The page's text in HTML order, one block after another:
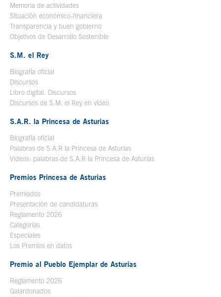
Memoria de actividades
Situación económico-financiera
Transparencia y buen gobierno
Objetivos de Desarrollo Sostenible
S.M. el Rey
Biografía oficial
Discursos
Libro digital. Discursos
Discursos de S.M. el Rey en vídeo
S.A.R. la Princesa de Asturias
Biografía oficial
Palabras de S.A.R la Princesa de Asturias
Videos: palabras de S.A.R la Princesa de Asturias
Premios Princesa de Asturias
Premiados
Presentación de candidaturas
Reglamento 2026
Categorías
Especiales
Los Premios en datos
Premio al Pueblo Ejemplar de Asturias
Reglamento 2026
Galardonados